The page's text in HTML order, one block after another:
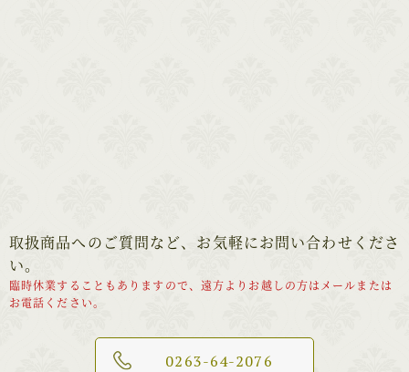
取扱商品へのご質問など、お気軽にお問い合わせくださ
い。
臨時休業することもありますので、遠方よりお越しの方はメールまたは
お電話ください。
0263-64-2076